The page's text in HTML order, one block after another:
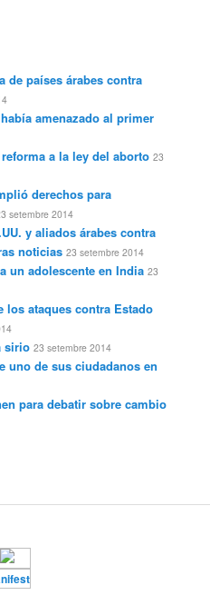
de países árabes contra
amenazado al primer
a la ley del aborto 23
derechos para
setembre 2014
y aliados árabes contra
noticias 23 setembre 2014
un adolescente en India 23
los ataques contra Estado
sirio 23 setembre 2014
uno de sus ciudadanos en
para debatir sobre cambio